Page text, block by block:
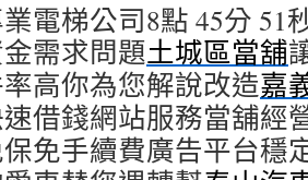
電梯公司8點 45分 51
需求問題土城區當舖
高你為您解說改造嘉
借錢網站服務當舖經
免手續費廣告平台穩